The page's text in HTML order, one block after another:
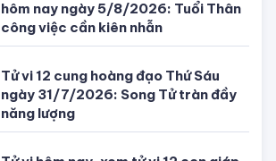
Tử vi hôm nay, xem tử vi 12 con giáp
hôm nay ngày 5/8/2026: Tuổi Thân
công việc cần kiên nhẫn
Tử vi 12 cung hoàng đạo Thứ Sáu
ngày 31/7/2026: Song Tử tràn đầy
năng lượng